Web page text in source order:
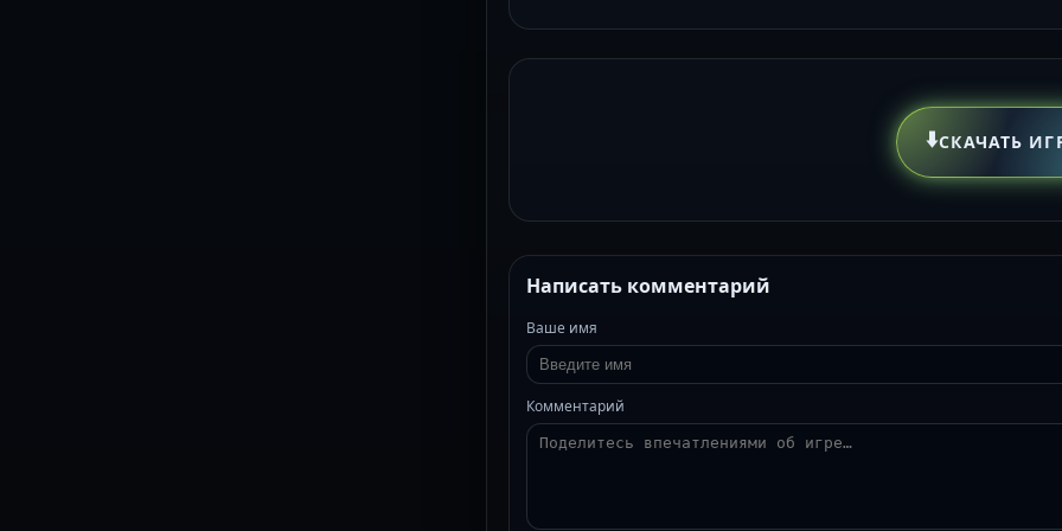
⬇️СКАЧАТЬ
Написать комментарий
Ваше имя
Комментарий